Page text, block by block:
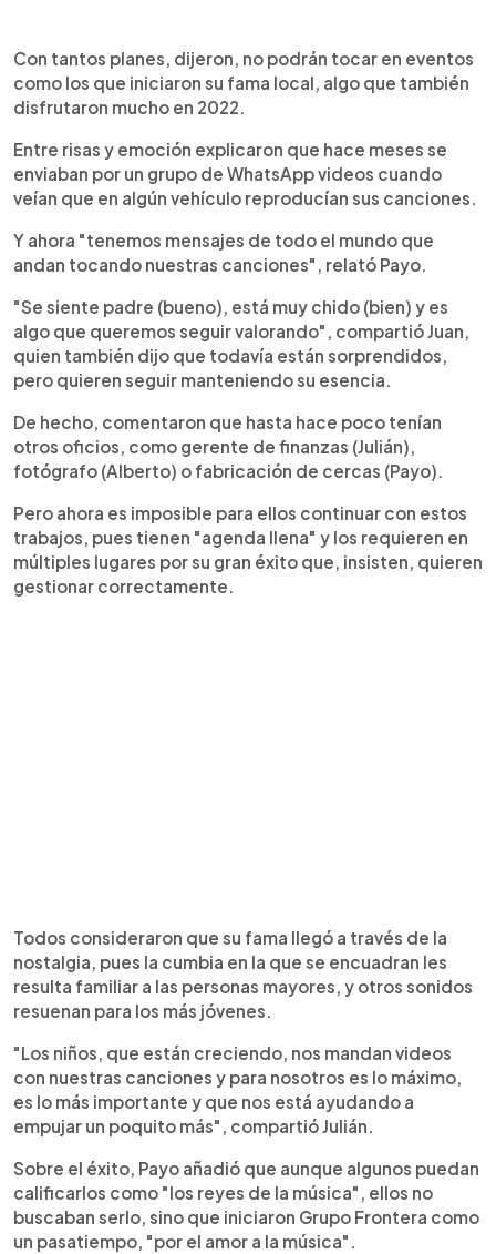
Con tantos planes, dijeron, no podrán tocar en eventos
como los que iniciaron su fama local, algo que también
disfrutaron mucho en 2022.
Entre risas y emoción explicaron que hace meses se
enviaban por un grupo de WhatsApp videos cuando
veían que en algún vehículo reproducían sus canciones.
Y ahora "tenemos mensajes de todo el mundo que
andan tocando nuestras canciones", relató Payo.
"Se siente padre (bueno), está muy chido (bien) y es
algo que queremos seguir valorando", compartió Juan,
quien también dijo que todavía están sorprendidos,
pero quieren seguir manteniendo su esencia.
De hecho, comentaron que hasta hace poco tenían
otros oficios, como gerente de finanzas (Julián),
fotógrafo (Alberto) o fabricación de cercas (Payo).
Pero ahora es imposible para ellos continuar con estos
trabajos, pues tienen "agenda llena" y los requieren en
múltiples lugares por su gran éxito que, insisten, quieren
gestionar correctamente.
Todos consideraron que su fama llegó a través de la
nostalgia, pues la cumbia en la que se encuadran les
resulta familiar a las personas mayores, y otros sonidos
resuenan para los más jóvenes.
"Los niños, que están creciendo, nos mandan videos
con nuestras canciones y para nosotros es lo máximo,
es lo más importante y que nos está ayudando a
empujar un poquito más", compartió Julián.
Sobre el éxito, Payo añadió que aunque algunos puedan
calificarlos como "los reyes de la música", ellos no
buscaban serlo, sino que iniciaron Grupo Frontera como
un pasatiempo, "por el amor a la música".